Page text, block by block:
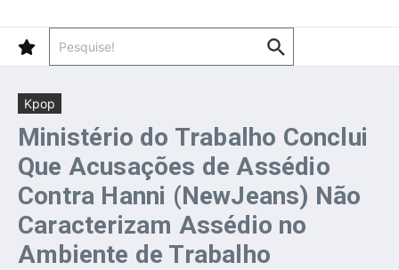
Kpop
Ministério do Trabalho Conclui
Que Acusações de Assédio
Contra Hanni (NewJeans) Não
Caracterizam Assédio no
Ambiente de Trabalho